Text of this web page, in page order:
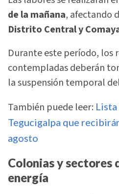
de la mañana, afectando
Distrito Central y
Durante este período, los
contempladas deberán
la suspensión temporal
También puede leer:
Tegucigalpa que
agosto
Colonias y sectores
energía